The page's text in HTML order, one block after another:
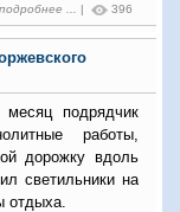
подробнее ... | 396
подрядчик
работы,
дорожку вдоль
светильники на
отдыха.